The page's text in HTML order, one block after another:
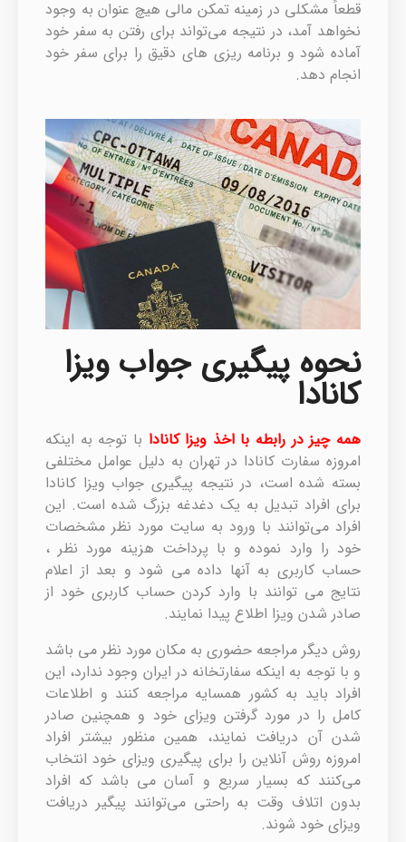
قطعاً مشکلی در زمینه تمکن مالی هیچ عنوان به وجود
نخواهد آمد، در نتیجه می‌تواند برای رفتن به سفر خود
آماده شود و برنامه ریزی های دقیق را برای سفر خود
انجام دهد.
نحوه پیگیری جواب ویزا
کانادا
همه چیز در رابطه با اخذ ویزا کانادا با توجه به اینکه
امروزه سفارت کانادا در تهران به دلیل عوامل مختلفی
بسته شده است، در نتیجه پیگیری جواب ویزا کانادا
برای افراد تبدیل به یک دغدغه بزرگ شده است. این
افراد می‌توانند با ورود به سایت مورد نظر مشخصات
خود را وارد نموده و با پرداخت هزینه مورد نظر ،
حساب کاربری به آنها داده می شود و بعد از اعلام
نتایج می توانند با وارد کردن حساب کاربری خود از
صادر شدن ویزا اطلاع پیدا نمایند.
روش دیگر مراجعه حضوری به مکان مورد نظر می باشد
و با توجه به اینکه سفارتخانه در ایران وجود ندارد، این
افراد باید به کشور همسایه مراجعه کنند و اطلاعات
کامل را در مورد گرفتن ویزای خود و همچنین صادر
شدن آن دریافت نمایند، همین منظور بیشتر افراد
امروزه روش آنلاین را برای پیگیری ویزای خود انتخاب
می‌کنند که بسیار سریع و آسان می باشد که افراد
بدون اتلاف وقت به راحتی می‌توانند پیگیر دریافت
ویزای خود شوند.